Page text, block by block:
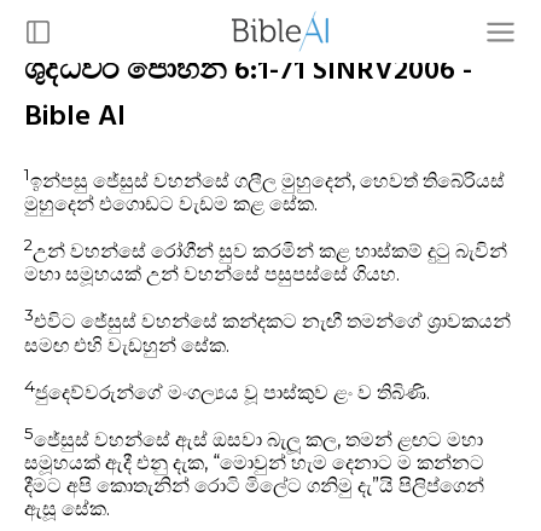
ශුද්ධවර ජොහන් 6:1-71 SINRV2006 -
Bible AI
1ඉන්පසු ජේසුස් වහන්සේ ගලීල මුහුදෙන්, හෙවත් තිබේරියස්
මුහුදෙන් එගොඩට වැඩම කළ සේක.
2උන් වහන්සේ රෝගීන් සුව කරමින් කළ හාස්කම් දුටු බැවින්
මහා සමූහයක් උන් වහන්සේ පසුපස්සේ ගියහ.
3එවිට ජේසුස් වහන්සේ කන්දකට නැඟී තමන්ගේ ශ්‍රාවකයන්
සමඟ එහි වැඩහුන් සේක.
4ජුදෙව්වරුන්ගේ මංගල්‍යය වූ පාස්කුව ළං ව තිබිණි.
5ජේසුස් වහන්සේ ඇස් ඔසවා බැලූ කල, තමන් ළඟට මහා
සමූහයක් ඇදී එනු දැක, “මොවුන් හැම දෙනාට ම කන්නට
දීමට අපි කොතැනින් රොටි මිලේට ගනිමු දැ”යි පිලිප්ගෙන්
ඇසූ සේක.